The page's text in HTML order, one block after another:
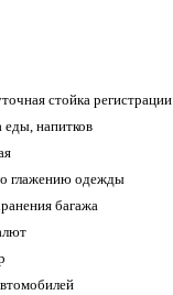
стойка регистрации
еды, напитков
глажению одежды
багажа